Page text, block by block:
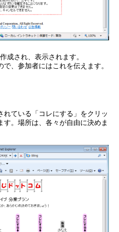
成され、表示されます。
、参加者にはこれを伝えます。
ている「コレにする」をクリッ
す。場所は、各々が自由に決めま